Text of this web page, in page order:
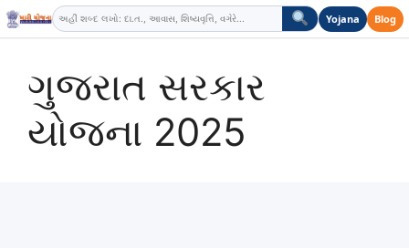
Yojana Blog
Skip
to
ગુજરાત સરકાર
યોજના 2025